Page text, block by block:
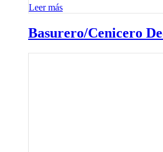
Leer más
Basurero/Cenicero